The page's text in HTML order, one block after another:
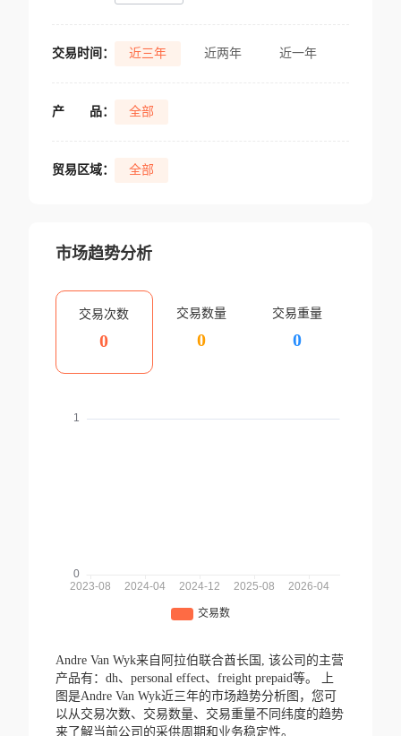
交易时间： 近三年 近两年 近一年
产 品： 全部
贸易区域： 全部
市场趋势分析
交易次数
0
交易数量
0
交易重量
0
Andre Van Wyk来自阿拉伯联合酋长国, 该公司的主营
产品有：dh、personal effect、freight prepaid等。
上
图是Andre Van Wyk近三年的市场趋势分析图，您可
以从交易次数、交易数量、交易重量不同纬度的趋势
来了解当前公司的采供周期和业务稳定性。